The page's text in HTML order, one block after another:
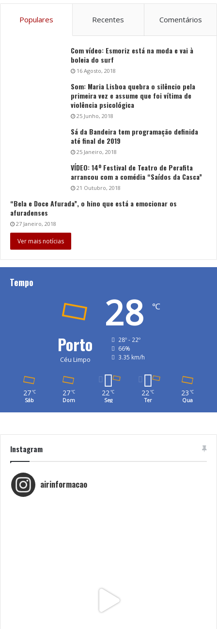
Populares Recentes Comentários
Com vídeo: Esmoriz está na moda e vai à
boleia do surf
16 Agosto, 2018
Som: Maria Lisboa quebra o silêncio pela
primeira vez e assume que foi vítima de
violência psicológica
25 Junho, 2018
Sá da Bandeira tem programação definida
até final de 2019
25 Janeiro, 2018
VÍDEO: 14º Festival de Teatro de Perafita
arrancou com a comédia “Saídos da Casca”
21 Outubro, 2018
“Bela e Doce Afurada”, o hino que está a emocionar os
afuradenses
27 Janeiro, 2018
Ver mais notícias
Tempo
Porto
Céu Limpo
28 ℃
28º - 22º
66%
3.35 km/h
27 ℃
Sáb
27 ℃
Dom
22℃
Seg
22℃
Ter
23 ℃
Qua
Instagram
airinformacao